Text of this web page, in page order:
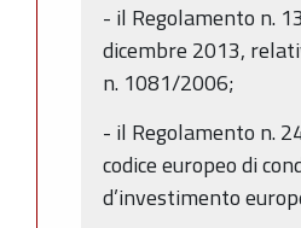
- il Regolamento n.
dicembre 2013,
n. 1081/2006;
- il Regolamento n.
codice europeo di
d’investimento